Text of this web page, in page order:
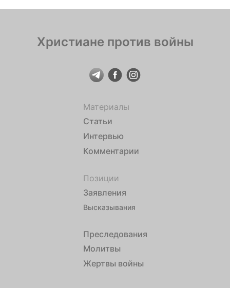
Христиане против войны
Материалы
Статьи
Интервью
Комментарии
Позиции
Заявления
Высказывания
Преследования
Молитвы
Жертвы войны